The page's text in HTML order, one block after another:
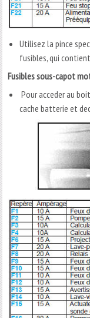
Utilisez la pince
fusibles, qui
Fusibles sous-capot
Pour acceder au
cache batterie et